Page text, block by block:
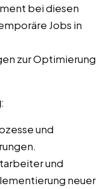
bei diesen
Jobs in
zur Optimierung
:
und
und
neuer